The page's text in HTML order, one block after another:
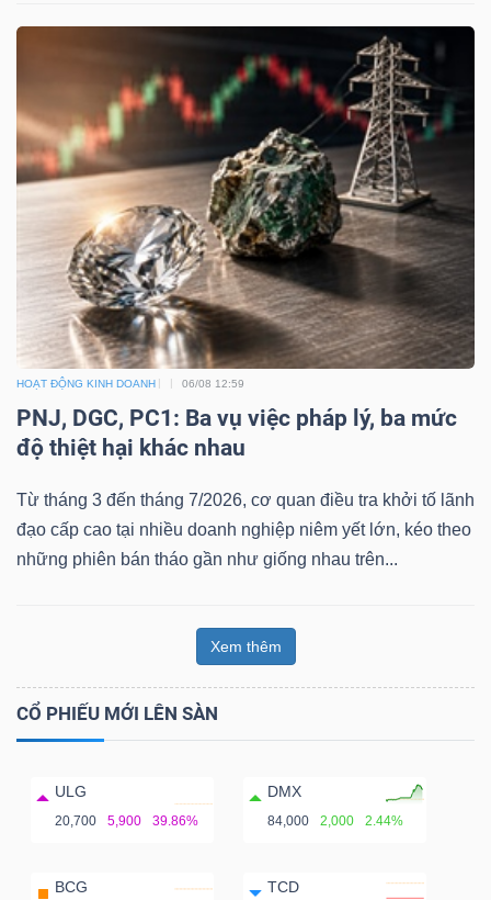
HOẠT ĐỘNG KINH DOANH 06/08 12:59
PNJ, DGC, PC1: Ba vụ việc pháp lý, ba mức
độ thiệt hại khác nhau
Từ tháng 3 đến tháng 7/2026, cơ quan điều tra khởi tố lãnh
đạo cấp cao tại nhiều doanh nghiệp niêm yết lớn, kéo theo
những phiên bán tháo gần như giống nhau trên...
Xem thêm
CỔ PHIẾU MỚI LÊN SÀN
ULG
20,700 5,900 39.86%
DMX
84,000 2,000 2.44%
BCG TCD